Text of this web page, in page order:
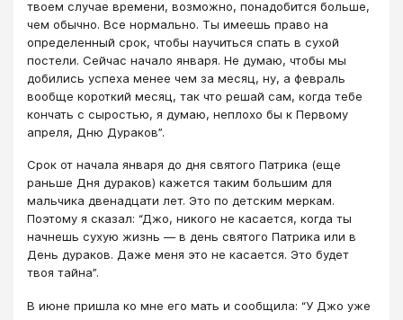
твоем случае времени, возможно, понадобится больше,
чем обычно. Все нормально. Ты имеешь право на
определенный срок, чтобы научиться спать в сухой
постели. Сейчас начало января. Не думаю, чтобы мы
добились успеха менее чем за месяц, ну, а февраль
вообще короткий месяц, так что решай сам, когда тебе
кончать с сыростью, я думаю, неплохо бы к Первому
апреля, Дню Дураков”.
Срок от начала января до дня святого Патрика (еще
раньше Дня дураков) кажется таким большим для
мальчика двенадцати лет. Это по детским меркам.
Поэтому я сказал: “Джо, никого не касается, когда ты
начнешь сухую жизнь — в день святого Патрика или в
День дураков. Даже меня это не касается. Это будет
твоя тайна”.
В июне пришла ко мне его мать и сообщила: “У Джо уже